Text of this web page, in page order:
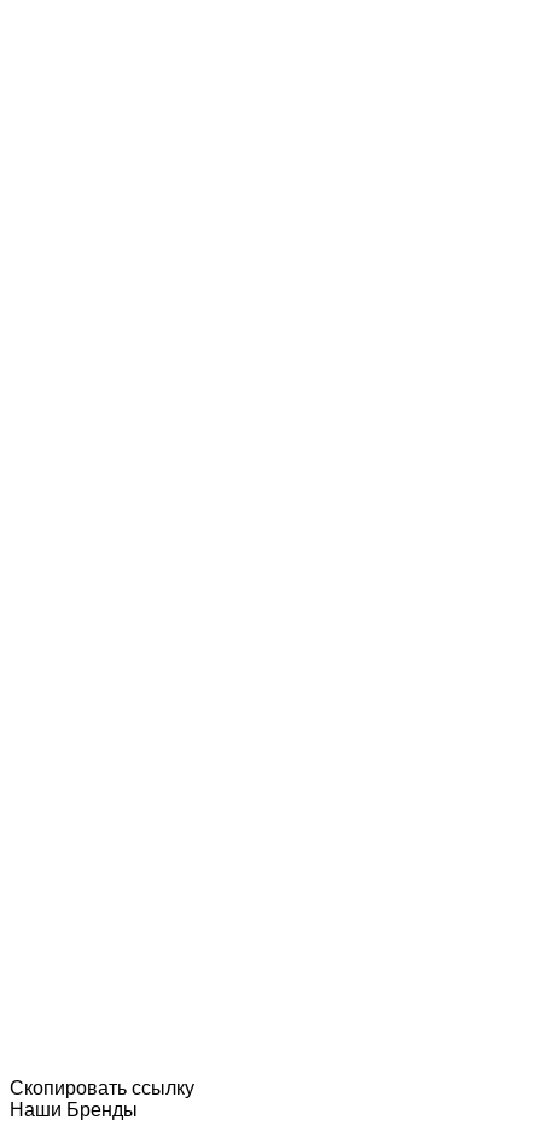
Скопировать ссылку
Наши Бренды